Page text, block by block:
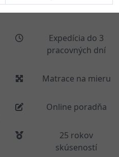
Expedícia do 3
pracovných dní
Matrace na mieru
Online poradňa
25 rokov
skúseností